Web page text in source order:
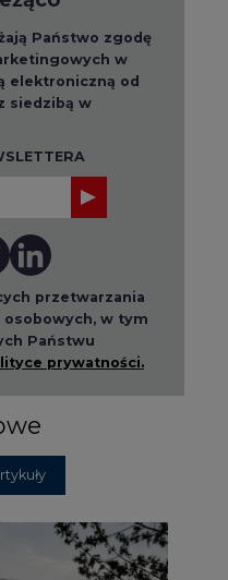
Państwo zgodę
w
elektroniczną od
siedzibą w
przetwarzania
osobowych, w tym
Państwu
prywatności.